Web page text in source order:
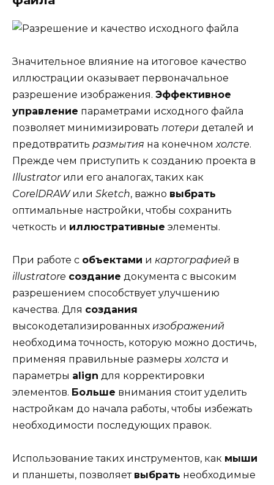
Значительное влияние на итоговое качество
иллюстрации оказывает первоначальное
разрешение изображения. Эффективное
управление параметрами исходного файла
позволяет минимизировать потери деталей и
предотвратить размытия на конечномхолсте.
Прежде чем приступить к созданию проекта в
Illustratorили его аналогах, таких как
CorelDRAWили Sketch, важно выбрать
оптимальные настройки, чтобы сохранить
четкость и иллюстративные элементы.
При работе с объектами и картографией в
illustratore создание документа с высоким
разрешением способствует улучшению
качества. Для создания
высокодетализированных изображений
необходима точность, которую можно достичь,
применяя правильные размерыхолста и
параметры align для корректировки
элементов. Больше внимания стоит уделить
настройкам до начала работы, чтобы избежать
необходимости последующих правок.
Использование таких инструментов, как мыши
и планшеты, позволяет выбрать необходимые